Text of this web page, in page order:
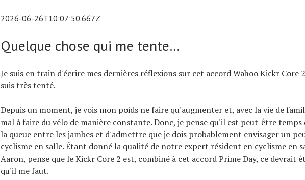
2026-06-26T10:07:50.667Z
Quelque chose qui me tente…
Je suis en train d'écrire mes dernières réflexions sur cet accord Wahoo Kickr Core
suis très tenté.
Depuis un moment, je vois mon poids ne faire qu'augmenter et, avec la vie de
mal à faire du vélo de manière constante. Donc, je pense qu'il est peut-être
la queue entre les jambes et d'admettre que je dois probablement envisager un
cyclisme en salle. Étant donné la qualité de notre expert résident en cyclisme en
Aaron, pense que le Kickr Core 2 est, combiné à cet accord Prime Day, ce devrait
qu'il me faut.